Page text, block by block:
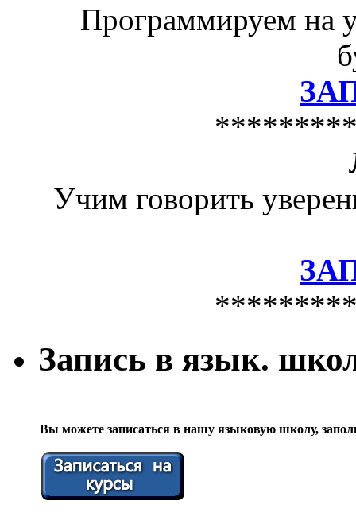
Программируем на
Учим говорить
Запись в язык.
Вы можете записаться в нашу языковую школу,